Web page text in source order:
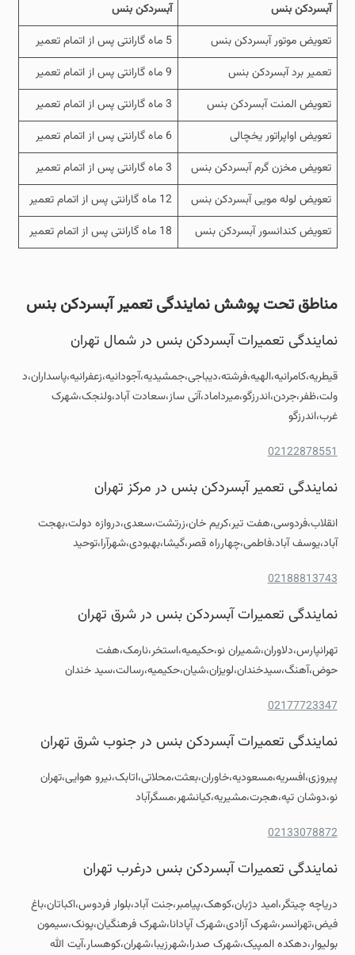
آبسردکن بنس
آبسردکن بنس
تعویض موتور آبسردکن بنس
5 ماه گارانتی پس از اتمام تعمیر
تعمیر برد آبسردکن بنس
9 ماه گارانتی پس از اتمام تعمیر
تعویض المنت آبسردکن بنس
3 ماه گارانتی پس از اتمام تعمیر
تعویض اواپراتور یخچالی
6 ماه گارانتی پس از اتمام تعمیر
تعویض مخزن گرم آبسردکن بنس
3 ماه گارانتی پس از اتمام تعمیر
تعویض لوله مویی آبسردکن بنس
12 ماه گارانتی پس از اتمام تعمیر
تعویض کندانسور آبسردکن بنس
18 ماه گارانتی پس از اتمام تعمیر
مناطق تحت پوشش نمایندگی تعمیر آبسردکن بنس
نمایندگی تعمیرات آبسردکن بنس در شمال تهران
قیطریه،کامرانیه،الهیه،فرشته،دیباجی،جمشیدیه،آجودانیه،زعفرانیه،پاسداران،د
ولت،ظفر،جردن،اندرزگو،میرداماد،آتی ساز،سعادت آباد،ولنجک،شهرک
غرب،اندرزگو
02122878551
نمایندگی تعمیر آبسردکن بنس در مرکز تهران
انقلاب،فردوسی،هفت تیر،کریم خان،زرتشت،سعدی،دروازه دولت،بهجت
آباد،یوسف آباد،فاطمی،چهارراه قصر،گیشا،بهبودی،شهرآرا،توحید
02188813743
نمایندگی تعمیرات آبسردکن بنس در شرق تهران
تهرانپارس،دلاوران،شمیران نو،حکیمیه،استخر،نارمک،هفت
حوض،آهنگ،سیدخندان،لویزان،شیان،حکیمیه،رسالت،سید خندان
02177723347
نمایندگی تعمیرات آبسردکن بنس در جنوب شرق تهران
پیروزی،افسریه،مسعودیه،خاوران،بعثت،محلاتی،اتابک،نیرو هوایی،تهران
نو،دوشان تپه،هجرت،مشیریه،کیانشهر،مسگرآباد
02133078872
نمایندگی تعمیرات آبسردکن بنس درغرب تهران
دریاچه چیتگر،امید دژبان،کوهک،پیامبر،جنت آباد،بلوار فردوس،اکباتان،باغ
فیض،تهرانسر،شهرک آزادی،شهرک آپادانا،شهرک فرهنگیان،پونک،سیمون
بولیوار،دهکده المپیک،شهرک صدرا،شهرزیبا،شهران،کوهسار،آیت الله